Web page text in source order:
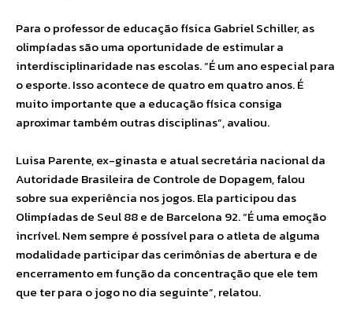
Para o professor de educação física Gabriel Schiller, as
olimpíadas são uma oportunidade de estimular a
interdisciplinaridade nas escolas. “É um ano especial para
o esporte. Isso acontece de quatro em quatro anos. É
muito importante que a educação física consiga
aproximar também outras disciplinas”, avaliou.
Luisa Parente, ex-ginasta e atual secretária nacional da
Autoridade Brasileira de Controle de Dopagem, falou
sobre sua experiência nos jogos. Ela participou das
Olimpíadas de Seul 88 e de Barcelona 92. “É uma emoção
incrível. Nem sempre é possível para o atleta de alguma
modalidade participar das cerimônias de abertura e de
encerramento em função da concentração que ele tem
que ter para o jogo no dia seguinte”, relatou.